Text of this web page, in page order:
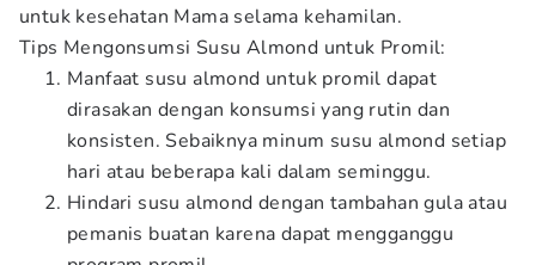
untuk kesehatan Mama selama kehamilan.
Tips Mengonsumsi Susu Almond untuk Promil:
Manfaat susu almond untuk promil dapat
dirasakan dengan konsumsi yang rutin dan
konsisten. Sebaiknya minum susu almond setiap
hari atau beberapa kali dalam seminggu.
Hindari susu almond dengan tambahan gula atau
pemanis buatan karena dapat mengganggu